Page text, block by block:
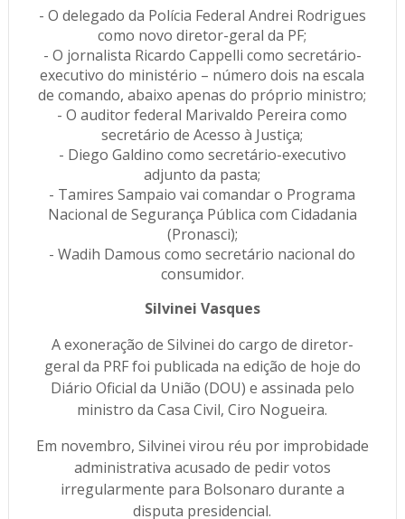
- O delegado da Polícia Federal Andrei Rodrigues
como novo diretor-geral da PF;
- O jornalista Ricardo Cappelli como secretário-
executivo do ministério – número dois na escala
de comando, abaixo apenas do próprio ministro;
- O auditor federal Marivaldo Pereira como
secretário de Acesso à Justiça;
- Diego Galdino como secretário-executivo
adjunto da pasta;
- Tamires Sampaio vai comandar o Programa
Nacional de Segurança Pública com Cidadania
(Pronasci);
- Wadih Damous como secretário nacional do
consumidor.
Silvinei Vasques
A exoneração de Silvinei do cargo de diretor-
geral da PRF foi publicada na edição de hoje do
Diário Oficial da União (DOU) e assinada pelo
ministro da Casa Civil, Ciro Nogueira.
Em novembro, Silvinei virou réu por improbidade
administrativa acusado de pedir votos
irregularmente para Bolsonaro durante a
disputa presidencial.